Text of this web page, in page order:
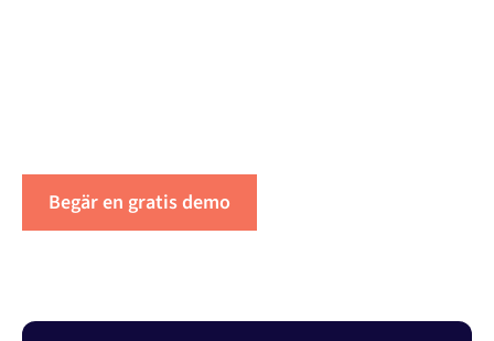
Begär en gratis demo